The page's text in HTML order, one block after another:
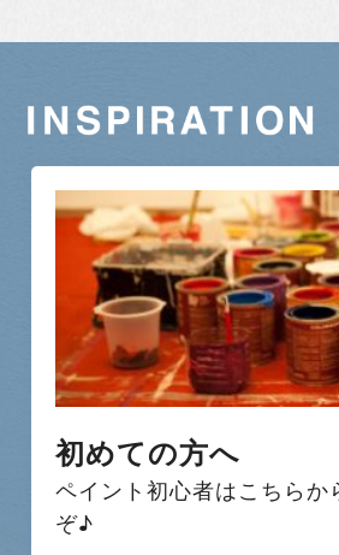
初めての方へ
ペイント初心者はこちらか
ぞ♪